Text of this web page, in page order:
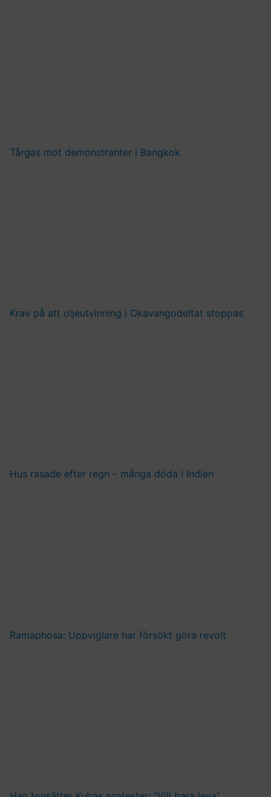
Tårgas mot demonstranter i Bangkok
Krav på att oljeutvinning i Okavangodeltat stoppas
Hus rasade efter regn – många döda i Indien
Ramaphosa: Uppviglare har försökt göra revolt